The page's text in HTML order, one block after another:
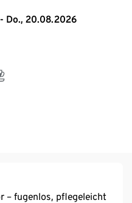
Do., 20.08.2026
– fugenlos, pflegeleicht